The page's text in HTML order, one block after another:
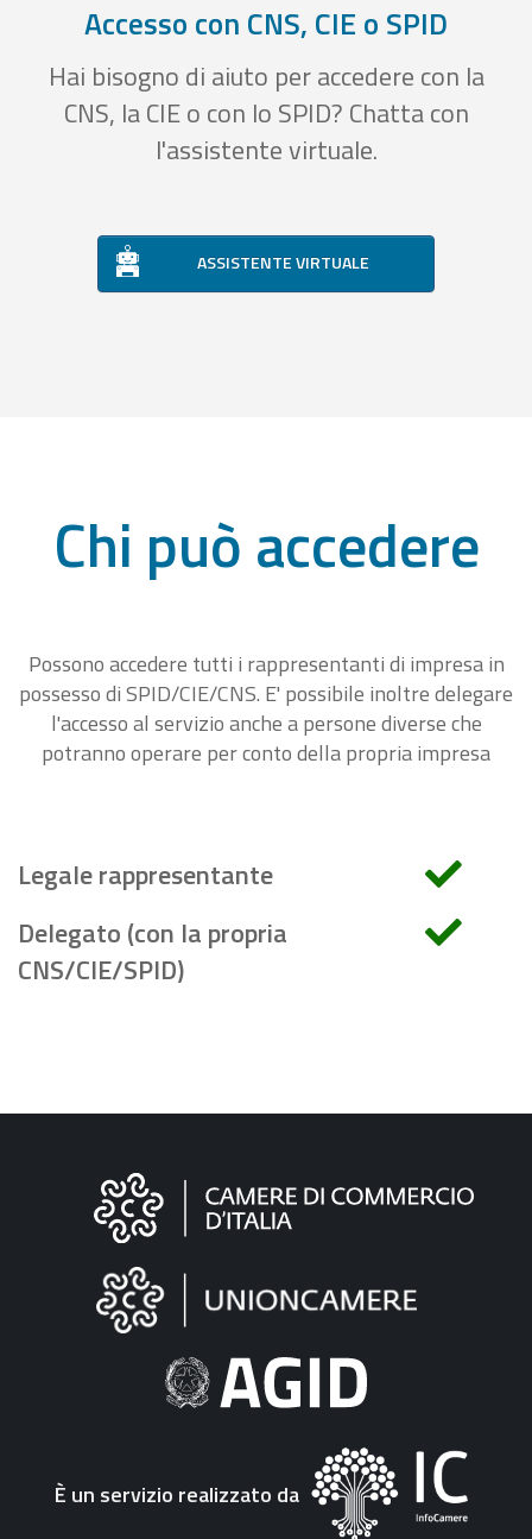
Accesso con CNS, CIE o SPID
Hai bisogno di aiuto per accedere con la
CNS, la CIE o con lo SPID? Chatta con
l'assistente virtuale.
ASSISTENTE VIRTUALE
Chi può accedere
Possono accedere tutti i rappresentanti di impresa in
possesso di SPID/CIE/CNS. E' possibile inoltre delegare
l'accesso al servizio anche a persone diverse che
potranno operare per conto della propria impresa
Legale rappresentante
Delegato (con la propria
CNS/CIE/SPID)
Informazioni
"Fattura
Elettronica"
È un servizio realizzato da